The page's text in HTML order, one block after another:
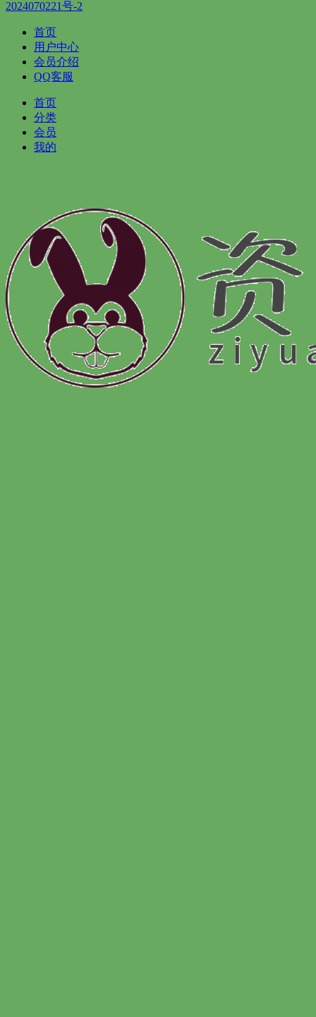
2024070221号-2
首页
用户中心
会员介绍
QQ客服
首页
分类
会员
我的